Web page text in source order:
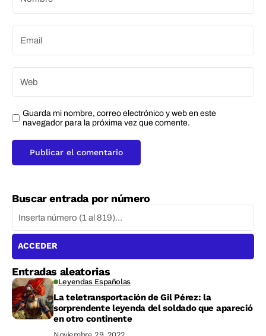
Guarda mi nombre, correo electrónico y web en este
navegador para la próxima vez que comente.
Buscar entrada por número
ACCEDER
Entradas aleatorias
Leyendas Españolas
La teletransportación de Gil Pérez: la
sorprendente leyenda del soldado que apareció
en otro continente